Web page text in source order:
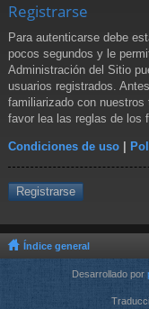
Registrarse
Para autenticarse debe
pocos segundos y le
Administración del Sitio
usuarios registrados.
familiarizado con
favor lea las reglas de los
Condiciones de uso |
Registrarse
Índice general
Desarrollado por